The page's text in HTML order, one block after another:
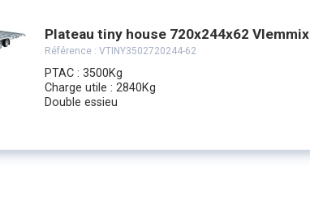
Plateau tiny house 720x244x62 Vlemmix
Référence : VTINY3502720244-62
PTAC : 3500Kg
Charge utile : 2840Kg
Double essieu